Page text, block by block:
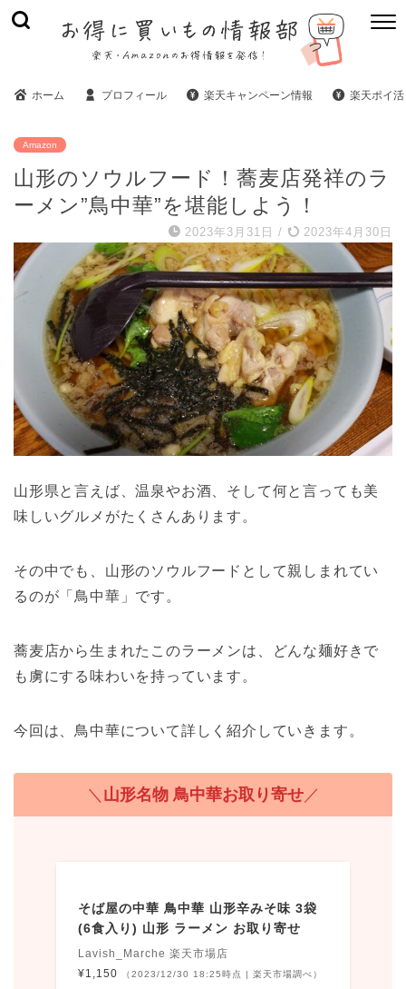
ホーム プロフィール 楽天キャンペーン情報 楽天ポイ活
Amazon
山形のソウルフード！蕎麦店発祥のラ
ーメン”鳥中華”を堪能しよう！
2023年3月31日 / 2023年4月30日
山形県と言えば、温泉やお酒、そして何と言っても美
味しいグルメがたくさんあります。
その中でも、山形のソウルフードとして親しまれてい
るのが「鳥中華」です。
蕎麦店から生まれたこのラーメンは、どんな麺好きで
も虜にする味わいを持っています。
今回は、鳥中華について詳しく紹介していきます。
＼ 山形名物 鳥中華お取り寄せ／
そば屋の中華 鳥中華 山形辛みそ味 3袋
(6食入り) 山形 ラーメン お取り寄せ
Lavish_Marche 楽天市場店
¥1,150
（2023/12/30 18:25時点 | 楽天市場調べ）